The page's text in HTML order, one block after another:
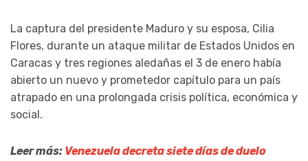
La captura del presidente Maduro y su esposa, Cilia
Flores, durante un ataque militar de Estados Unidos en
Caracas y tres regiones aledañas el 3 de enero había
abierto un nuevo y prometedor capítulo para un país
atrapado en una prolongada crisis política, económica y
social.
Leer más: Venezuela decreta siete días de duelo